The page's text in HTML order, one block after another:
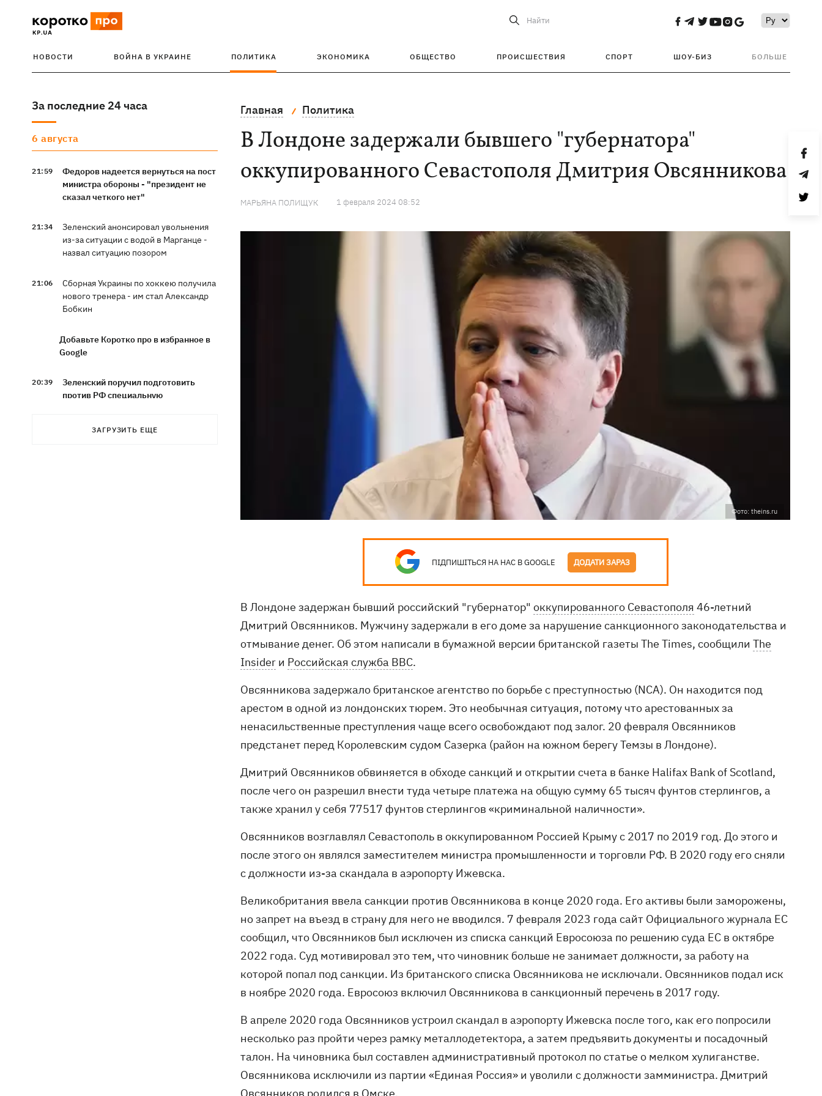
Найти
НОВОСТИ ВОЙНА В УКРАИНЕ ПОЛИТИКА ЭКОНОМИКА ОБЩЕСТВО ПРОИСШЕСТВИЯ СПОРТ ШОУ-БИЗ БОЛЬШЕ
За последние 24 часа
6 августа
21:59
Федоров надеется вернуться на пост
министра обороны - "президент не
сказал четкого нет"
21:34
Зеленский анонсировал увольнения
из-за ситуации с водой в Марганце -
назвал ситуацию позором
21:06
Сборная Украины по хоккею получила
нового тренера - им стал Александр
Бобкин
Добавьте Коротко про в избранное в
Google
20:39
Зеленский поручил подготовить
против РФ специальную
ЗАГРУЗИТЬ ЕЩЕ
Главная Политика
В Лондоне задержали бывшего "губернатора"
оккупированного Севастополя Дмитрия Овсянникова
МАРЬЯНА ПОЛИЩУК 1 февраля 2024 08:52
Фото: theins.ru
ПІДПИШІТЬСЯ НА НАС В GOOGLE ДОДАТИ ЗАРАЗ
В Лондоне задержан бывший российский "губернатор" оккупированного Севастополя 46-летний
Дмитрий Овсянников. Мужчину задержали в его доме за нарушение санкционного законодательства и
отмывание денег. Об этом написали в бумажной версии британской газеты The Times, сообщили The
Insider и Российская служба BBC.
Овсянникова задержало британское агентство по борьбе с преступностью (NCA). Он находится под
арестом в одной из лондонских тюрем. Это необычная ситуация, потому что арестованных за
ненасильственные преступления чаще всего освобождают под залог. 20 февраля Овсянников
предстанет перед Королевским судом Сазерка (район на южном берегу Темзы в Лондоне).
Дмитрий Овсянников обвиняется в обходе санкций и открытии счета в банке Halifax Bank of Scotland,
после чего он разрешил внести туда четыре платежа на общую сумму 65 тысяч фунтов стерлингов, а
также хранил у себя 77517 фунтов стерлингов «криминальной наличности».
Овсянников возглавлял Севастополь в оккупированном Россией Крыму с 2017 по 2019 год. До этого и
после этого он являлся заместителем министра промышленности и торговли РФ. В 2020 году его сняли
с должности из-за скандала в аэропорту Ижевска.
Великобритания ввела санкции против Овсянникова в конце 2020 года. Его активы были заморожены,
но запрет на въезд в страну для него не вводился. 7 февраля 2023 года сайт Официального журнала ЕС
сообщил, что Овсянников был исключен из списка санкций Евросоюза по решению суда ЕС в октябре
2022 года. Суд мотивировал это тем, что чиновник больше не занимает должности, за работу на
которой попал под санкции. Из британского списка Овсянникова не исключали. Овсянников подал иск
в ноябре 2020 года. Евросоюз включил Овсянникова в санкционный перечень в 2017 году.
В апреле 2020 года Овсянников устроил скандал в аэропорту Ижевска после того, как его попросили
несколько раз пройти через рамку металлодетектора, а затем предъявить документы и посадочный
талон. На чиновника был составлен административный протокол по статье о мелком хулиганстве.
Овсянникова исключили из партии «Единая Россия» и уволили с должности замминистра. Дмитрий